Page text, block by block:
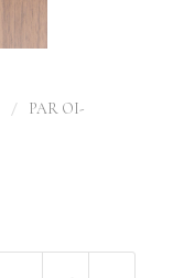
/ PAR OI-